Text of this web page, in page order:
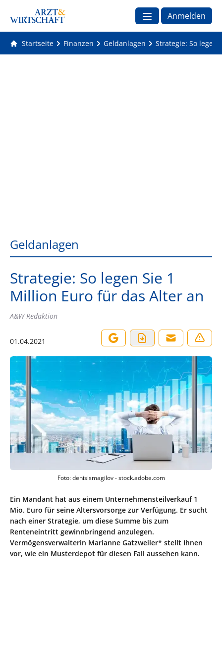
Anmelden
Startseite Finanzen Geldanlagen Strategie: So legen
Geldanlagen
Strategie: So legen Sie 1
Million Euro für das Alter an
A&W Redaktion
01.04.2021
Foto: denisismagilov - stock.adobe.com
Ein Mandant hat aus einem Unternehmensteilverkauf 1
Mio. Euro für seine Altersvorsorge zur Verfügung. Er sucht
nach einer Strategie, um diese Summe bis zum
Renteneintritt gewinnbringend anzulegen.
Vermögensverwalterin Marianne Gatzweiler* stellt Ihnen
vor, wie ein Musterdepot für diesen Fall aussehen kann.